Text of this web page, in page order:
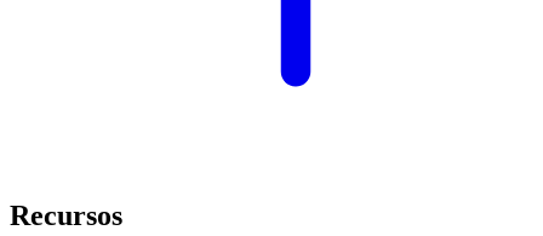
Recursos